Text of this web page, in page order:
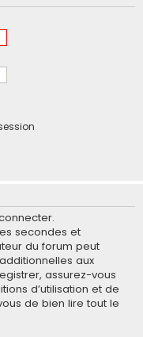
secondes et
du forum peut
aux
assurez-vous
d’utilisation et de
de bien lire tout le